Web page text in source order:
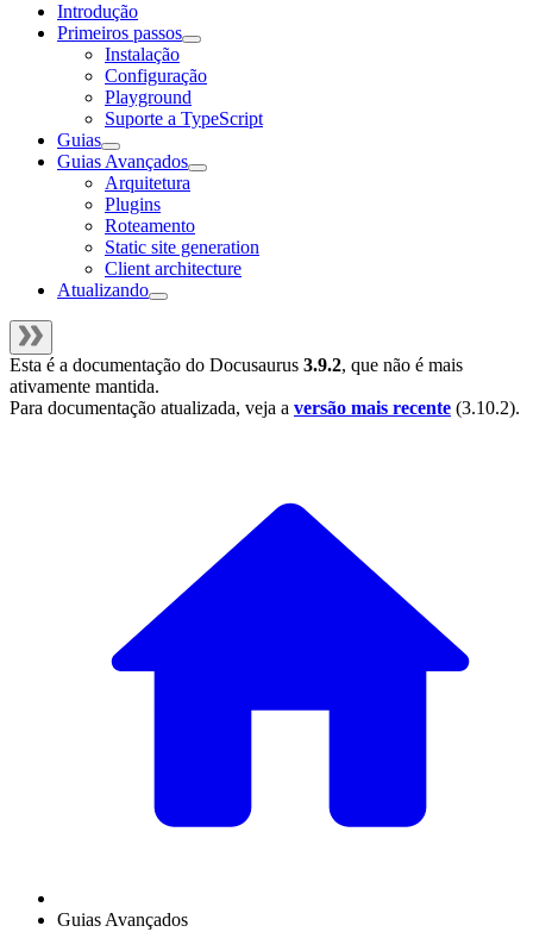
Introdução
Primeiros passos
Instalação
Configuração
Playground
Suporte a TypeScript
Guias
Guias Avançados
Arquitetura
Plugins
Roteamento
Static site generation
Client architecture
Atualizando
Esta é a documentação do Docusaurus 3.9.2, que não é mais
ativamente mantida.
Para documentação atualizada, veja a versão mais recente (3.10.2).
Guias Avançados